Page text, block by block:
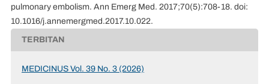
pulmonary embolism. Ann Emerg Med. 2017;70(5):708-18. doi:
10.1016/j.annemergmed.2017.10.022.
TERBITAN
MEDICINUS Vol. 39 No. 3 (2026)